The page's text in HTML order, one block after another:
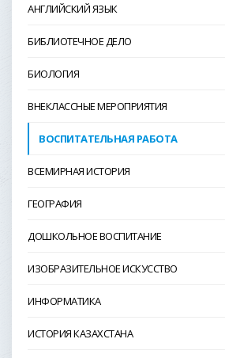
АНГЛИЙСКИЙ ЯЗЫК
БИБЛИОТЕЧНОЕ ДЕЛО
БИОЛОГИЯ
ВНЕКЛАССНЫЕ МЕРОПРИЯТИЯ
ВОСПИТАТЕЛЬНАЯ РАБОТА
ВСЕМИРНАЯ ИСТОРИЯ
ГЕОГРАФИЯ
ДОШКОЛЬНОЕ ВОСПИТАНИЕ
ИЗОБРАЗИТЕЛЬНОЕ ИСКУССТВО
ИНФОРМАТИКА
ИСТОРИЯ КАЗАХСТАНА